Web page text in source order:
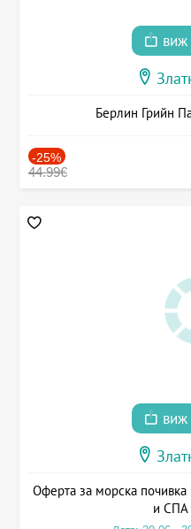
виж
Берлин Грийн
-25%
44.99€
виж
Оферта за морска
и СПА